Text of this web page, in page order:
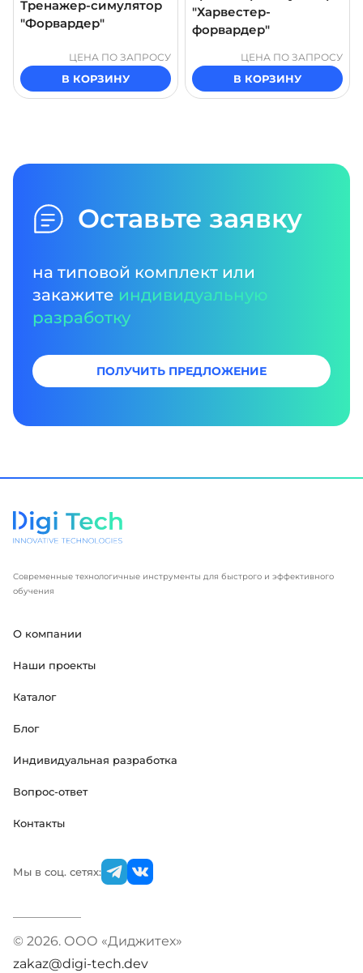
Тренажер-симулятор
"Форвардер"
ЦЕНА ПО ЗАПРОСУ
В КОРЗИНУ
"Харвестер-
форвардер"
ЦЕНА ПО ЗАПРОСУ
В КОРЗИНУ
Оставьте заявку
на типовой комплект или
закажите индивидуальную
разработку
ПОЛУЧИТЬ ПРЕДЛОЖЕНИЕ
Современные технологичные инструменты для быстрого и эффективного
обучения
О компании
Наши проекты
Каталог
Блог
Индивидуальная разработка
Вопрос-ответ
Контакты
Мы в соц. сетях:
© 2026. ООО «Диджитех»
zakaz@digi-tech.dev